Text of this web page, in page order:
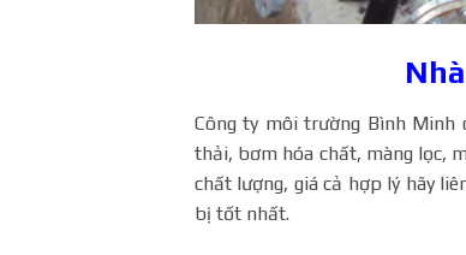
Công ty môi trường Bình Minh
thải, bơm hóa chất, màng lọc,
chất lượng, giá cả hợp lý hãy
bị tốt nhất.